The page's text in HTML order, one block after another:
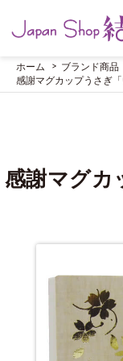
ホーム ブランド商品
感謝マグカップうさぎ「
感謝マグカ